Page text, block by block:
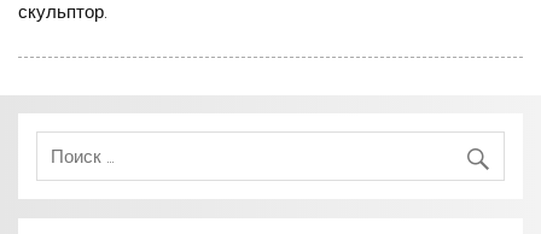
скульптор.